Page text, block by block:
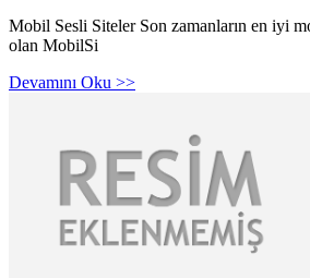
Mobil Sesli Siteler Son zamanların en iyi
olan MobilSi
Devamını Oku >>